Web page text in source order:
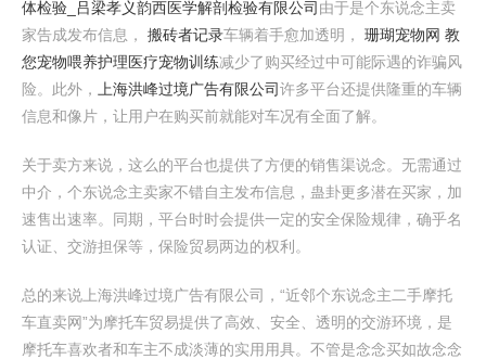
体检验_吕梁孝义韵西医学解剖检验有限公司 由于是个东说念主卖
家告成发布信息， 搬砖者记录车辆着手愈加透明， 珊瑚宠物网 教
您宠物喂养护理医疗宠物训练减少了购买经过中可能际遇的诈骗风
险。此外，
上海洪峰过境广告有限公司许多平台还提供隆重的车辆
信息和像片，让用户在购买前就能对车况有全面了解。
关于卖方来说，这么的平台也提供了方便的销售渠说念。无需通过
中介，个东说念主卖家不错自主发布信息，蛊卦更多潜在买家，加
速售出速率。同期，平台时时会提供一定的安全保险规律，确乎名
认证、交游担保等，保险贸易两边的权利。
总的来说上海洪峰过境广告有限公司，“近邻个东说念主二手摩托
车直卖网”为摩托车贸易提供了高效、安全、透明的交游环境，是
摩托车喜欢者和车主不成淡薄的实用用具。不管是念念买如故念念